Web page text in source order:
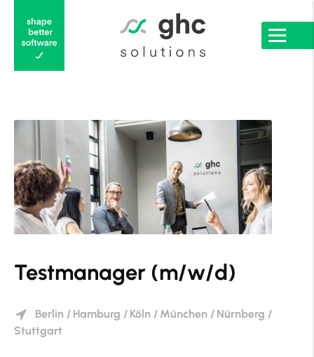
Testmanager (m/w/d)
Berlin / Hamburg / Köln / München / Nürnberg /
Stuttgart